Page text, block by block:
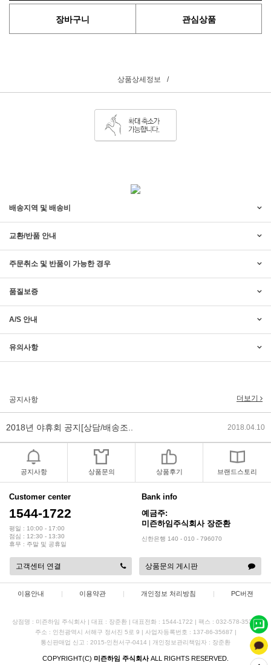
장바구니 관심상품
상품상세정보
배송지역 및 배송비
교환/반품 안내
주문취소 및 반품이 가능한 경우
품질보증
A/S 안내
유의사항
공지사항 더보기
2018년 미즌하임 사이트 리뉴얼! 2018.06.04
2018년 야휴회 공지[상담/배송조.. 2018.04.10
2018년 모바일샵 리뉴얼 업데이..
2017년 미즌하임 리뉴얼
2019년 설 명절 배송지연 안내
공지사항 상품문의 상품후기 브랜드스토리
Customer center
1544-1722
평일 : 10:00 - 17:00
점심 : 12:30 - 13:30
휴무 : 주말 및 공휴일
Bank info
예금주:
미즌하임주식회사 장준환
신한은행 140 - 010 - 796070
고객센터 연결 상품문의 게시판
이용안내 | 이용약관 | 개인정보 처리방침 | PC버젼
상점명 : 미즌하임 주식회사 | 대표 : 장준환 | 대표전화 : 1544-1722 | 팩스 : 032-578-3538 |
주소 : 인천광역시 서해구 정서진 5로 9 | 사업자등록번호 : 137-86-35687 |
통신판매업 신고 : 2015-인천서구-0414 | 개인정보관리책임자 : 장준환
COPYRIGHT(C) 미즌하임 주식회사ALL RIGHTS RESERVED.